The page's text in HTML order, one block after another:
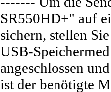
SR550HD+" auf
sichern, stellen
USB-
angeschlossen
ist der benötigte